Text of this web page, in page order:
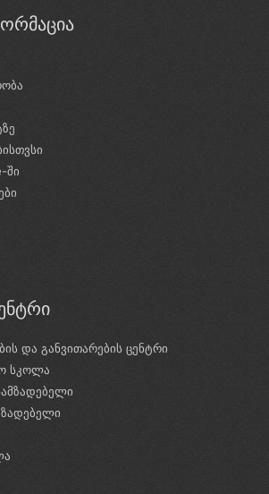
ში
და განვითარების ცენტრი
სკოლა